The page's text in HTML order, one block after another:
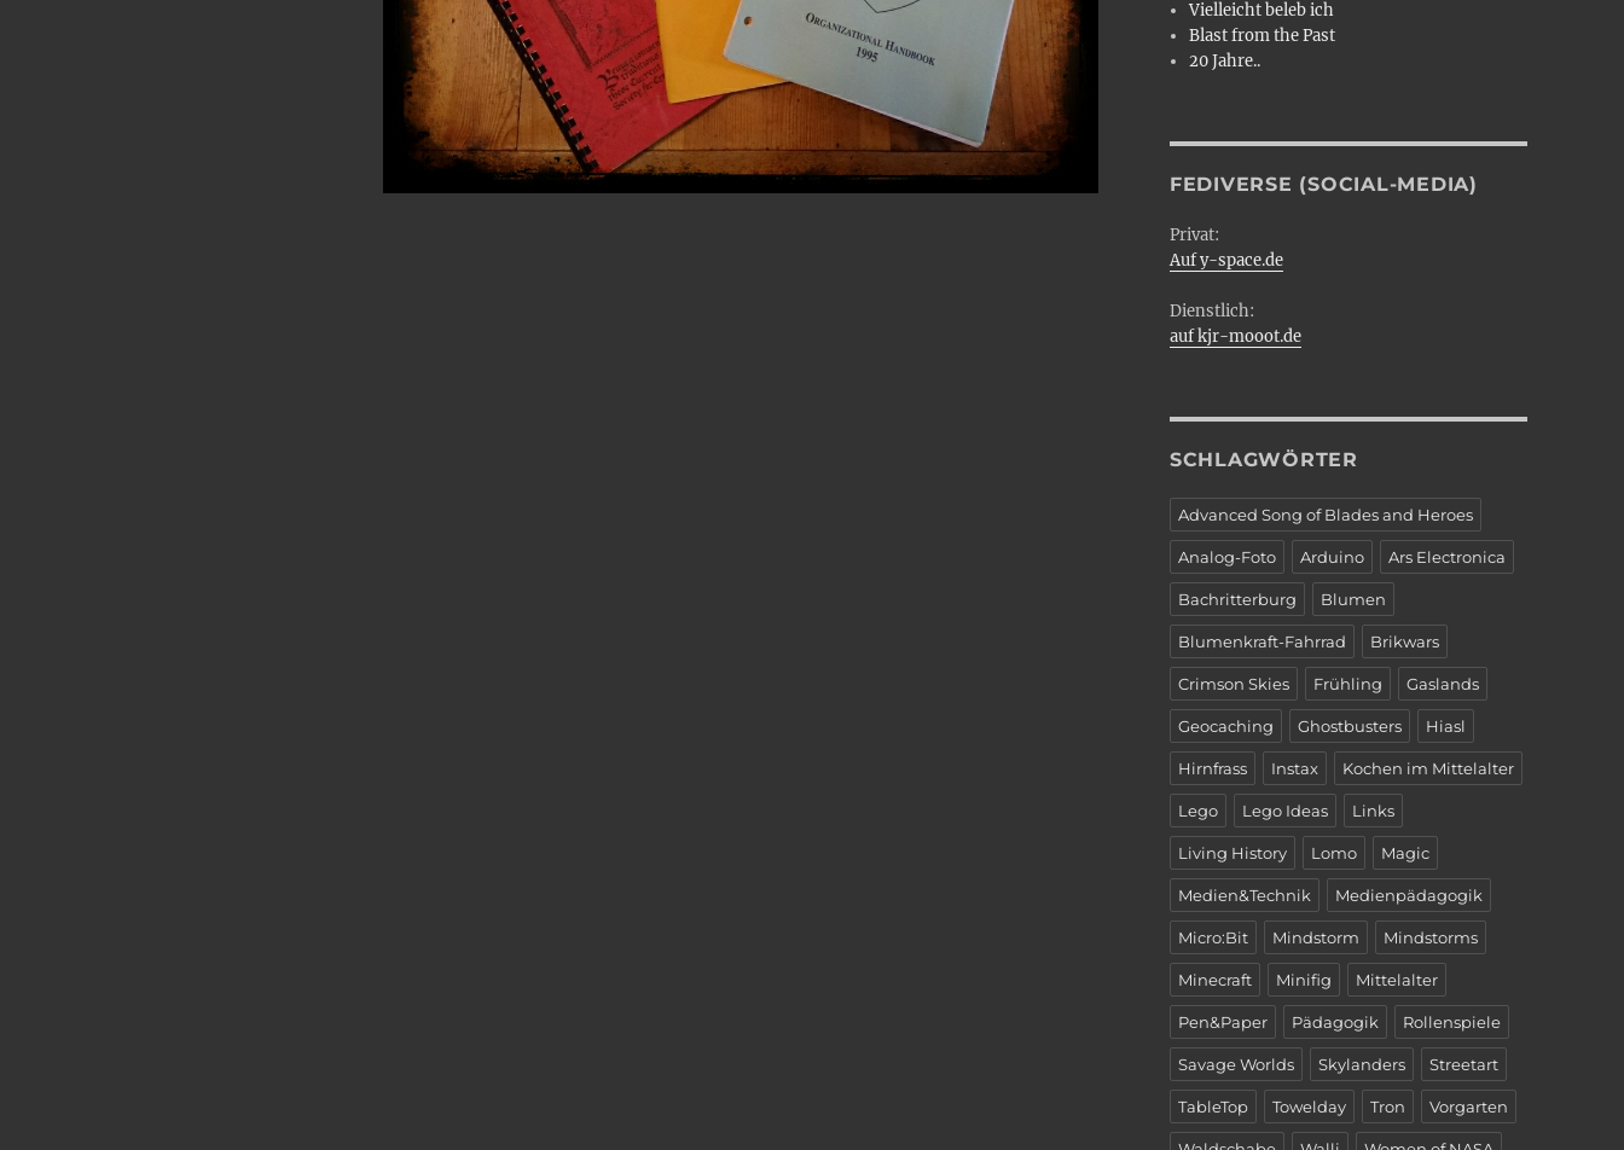
Vielleicht beleb ich
Blast from the Past
20 Jahre..
FEDIVERSE (SOCIAL-MEDIA)
Privat:
Auf y-space.de
Dienstlich:
auf kjr-mooot.de
SCHLAGWÖRTER
Advanced Song of Blades and Heroes
Analog-Foto Arduino Ars Electronica
Bachritterburg Blumen
Blumenkraft-Fahrrad Brikwars
Crimson Skies Frühling Gaslands
Geocaching Ghostbusters Hiasl
Hirnfrass Instax Kochen im Mittelalter
Lego Lego Ideas Links
Living History Lomo Magic
Medien&Technik Medienpädagogik
Micro:Bit Mindstorm Mindstorms
Minecraft Minifig Mittelalter
Pen&Paper Pädagogik Rollenspiele
Savage Worlds Skylanders Streetart
TableTop Towelday Tron Vorgarten